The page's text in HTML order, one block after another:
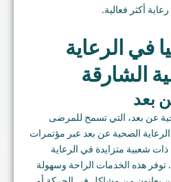
أكثر فعالية.
في الرعاية
الشارقة
بعد
عن بعد، التي تسمح للمرضى
الصحية عن بعد عبر مؤتمرات
ذات شعبية متزايدة في الرعاية
توفر هذه الخدمات الراحة وسهولة